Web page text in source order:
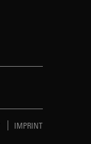
IMPRINT